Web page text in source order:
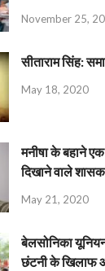
November 25,
सीताराम सिंह:
May 18, 2020
मनीषा के बहाने
दिखाने वाले
May 21, 2020
बेलसोनिका
छंटनी के खिलाफ